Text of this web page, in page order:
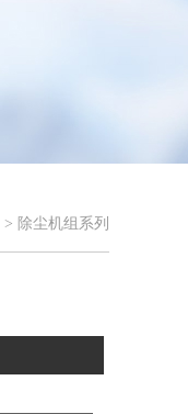
> 除尘机组系列